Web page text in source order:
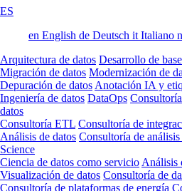
ES
en English de Deutsch it Italiano
Arquitectura de datos Desarrollo de
Migración de datos Modernización de
Depuración de datos Anotación IA y
Ingeniería de datos DataOps
datos
Consultoría ETL Consultoría de
Análisis de datos Consultoría de análisis
Science
Ciencia de datos como servicio Análisis
Visualización de datos Consultoría de
Consultoría de plataformas de energía